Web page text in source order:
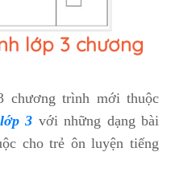
lớp 3 chương
trình mới thuộc
3 với những dạng bài
cho trẻ ôn luyện tiếng